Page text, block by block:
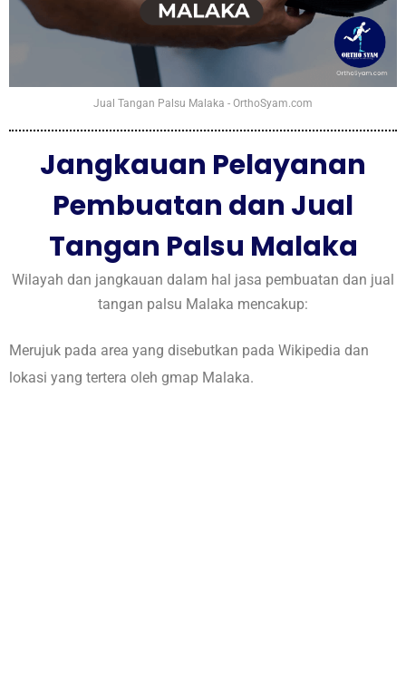
Jual Tangan Palsu Malaka - OrthoSyam.com
Jangkauan Pelayanan
Pembuatan dan Jual
Tangan Palsu Malaka
Wilayah dan jangkauan dalam hal jasa pembuatan dan jual
tangan palsu Malaka mencakup:
Merujuk pada area yang disebutkan pada Wikipedia dan
lokasi yang tertera oleh gmap Malaka.